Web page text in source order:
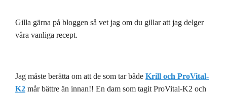
Gilla gärna på bloggen så vet jag om du gillar att jag delger
våra vanliga recept.
Jag måste berätta om att de som tar både Krill och ProVital-
K2 mår bättre än innan!! En dam som tagit ProVital-K2 och